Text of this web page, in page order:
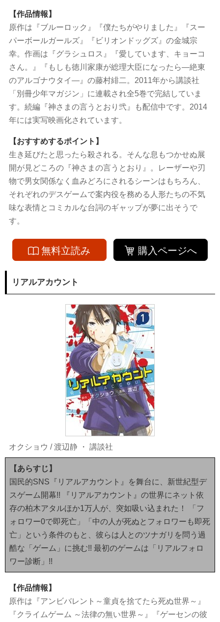
【作品情報】
原作は『ブルーロック』『僕たちがやりました』『スー
パーボールガールズ』『ビリオンドッグズ』の金城宗
幸。作画は『グラシュロス』『愛しています、キョーコ
さん。』『もしも徳川家康が総理大臣になったら―絶東
のアルゴナウタイ―』の藤村緋二。2011年から講談社
「別冊少年マガジン」に連載され全5巻で完結していま
す。続編『神さまの言うとおり弐』も配信中です。2014
年には実写映画化されています。
【おすすめするポイント】
生き延びたと思ったら殺される。そんな息もつかせぬ展
開が見どころの『神さまの言うとおり』。レーザーや刃
物で男女関係なく血みどろにされるシーンはもちろん、
それぞれのデスゲームで案内役を務める人形たちの不気
味な表情とコミカルな台詞のギャップが夢に出そうで
す。
無料立読み 購入ページへ
リアルアカウント
オクショウ /渡辺静 ・ 講談社
【あらすじ】
国民的SNS『リアルアカウント』を舞台に、新世紀型デ
スゲーム開幕!! 『リアルアカウント』の世界にネット依
存の柏木アタルほか1万人が、突如吸い込まれた！ 「フ
ォロワー0で即死亡」「中の人が死ぬとフォロワーも即死
亡」という条件のもと、彼らは人とのツナガリを問う過
酷な「ゲーム」に挑む!! 最初のゲームは「リアルフォロ
ワー診断」!!
【作品情報】
原作は『アンビバレント～童貞を捨てたら死ぬ世界～』
『クライムゲーム ～法律の無い世界～』『ゲーセンの彼